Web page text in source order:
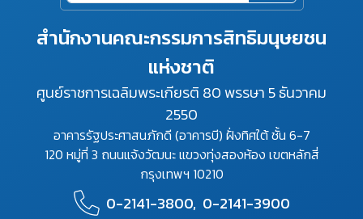
สำนักงานคณะกรรมการสิทธิมนุษยชน
แห่งชาติ
ศูนย์ราชการเฉลิมพระเกียรติ 80 พรรษา 5 ธันวาคม
2550
อาคารรัฐประศาสนภักดี (อาคารบี) ฝั่งทิศใต้ ชั้น 6-7
120 หมู่ที่ 3 ถนนแจ้งวัฒนะ แขวงทุ่งสองห้อง เขตหลักสี่
กรุงเทพฯ 10210
0-2141-3800, 0-2141-3900